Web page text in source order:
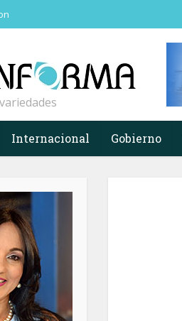
Internacional Gobierno